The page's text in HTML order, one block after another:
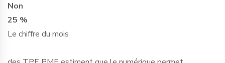
Non
25 %
Le chiffre du mois